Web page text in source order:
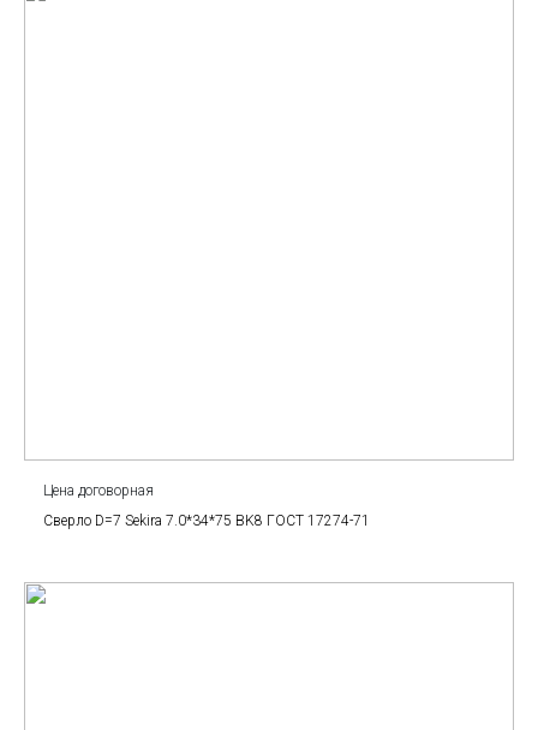
Цена договорная
Сверло D=7 Sekira 7.0*34*75 BK8 ГОСТ 17274-71